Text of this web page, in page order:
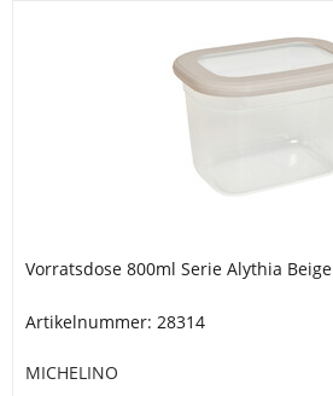
Vorratsdose 800ml Serie Alythia Beige
Artikelnummer: 28314
MICHELINO